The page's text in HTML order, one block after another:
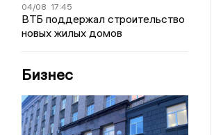
04/08 17:45
ВТБ поддержал строительство
новых жилых домов
Бизнес